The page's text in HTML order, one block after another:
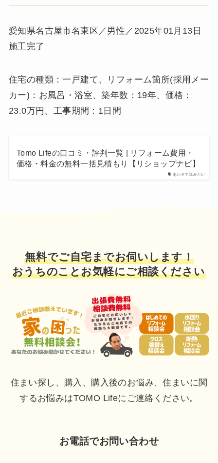
愛知県名古屋市名東区／男性／2025年01月13日
施工完了
住宅の種類：一戸建て、リフォーム箇所(採用メー
カー)：お風呂・浴室、築年数：19年、価格：
23.0万円、工事期間：1日間
あわせて読みたい
Tomo Lifeの口コミ・評判一覧 | リフォーム費用・
価格・料金の無料一括見積もり【リショップナビ】
無料でご自宅までお伺いします！
おうちのことお気軽にご相談ください
住まい探し、購入、購入後のお悩み、住まいに関
するお悩みはTOMO Lifeにご連絡ください。
お電話でお問い合わせ